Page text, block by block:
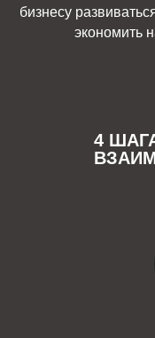
бизнесу
экономить
4